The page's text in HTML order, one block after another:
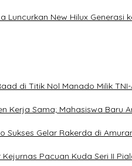
Luncurkan New Hilux Generasi
di Titik Nol Manado Milik TNI-
Kerja Sama; Mahasiswa Baru
Sukses Gelar Rakerda di
Pacuan Kuda Seri II